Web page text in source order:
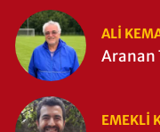
ALI
Aranan
EMEKLI